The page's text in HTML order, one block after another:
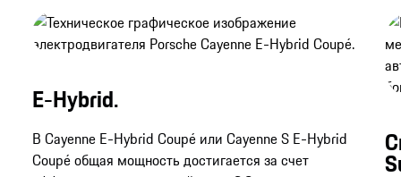
E-Hybrid.
В Cayenne E-Hybrid Coupé или Cayenne S E-Hybrid
Coupé общая мощность достигается за счет